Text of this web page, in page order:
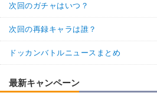
8.5 /10 点
・気力+1
・
【一致するリン
超サイヤ人
【一致するカテ
次回のガチャはいつ？
次回の再録キャラは誰？
ドッカンバトルニュースまとめ
最新キャンペーン